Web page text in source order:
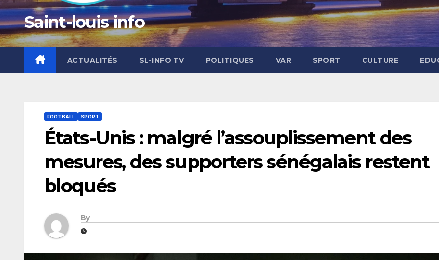
Saint-louis info
ACTUALITÉS SL-INFO TV POLITIQUES VAR SPORT CULTURE
FOOTBALL SPORT
États-Unis : malgré l’assouplissement des
mesures, des supporters sénégalais restent
bloqués
By